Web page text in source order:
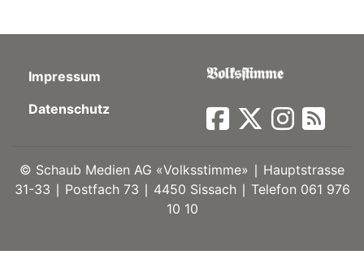
Fussball
Impressum
Datenschutz
© Schaub Medien AG «Volksstimme» ∣ Hauptstrasse
31-33 ∣ Postfach 73 ∣ 4450 Sissach ∣ Telefon 061 976
10 10